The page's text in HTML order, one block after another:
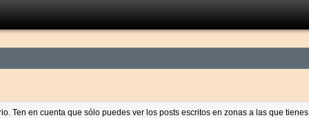
Ten en cuenta que sólo puedes ver los posts escritos en zonas a las que